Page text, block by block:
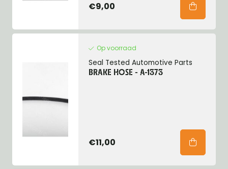
€9,00
Op voorraad
Seal Tested Automotive Parts
BRAKE HOSE - A-1373
€11,00